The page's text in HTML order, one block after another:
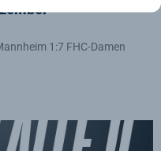
1:7 FHC-Damen